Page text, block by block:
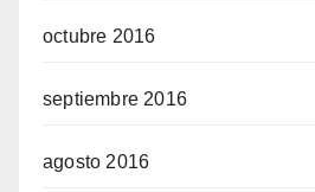
octubre 2016
septiembre 2016
agosto 2016